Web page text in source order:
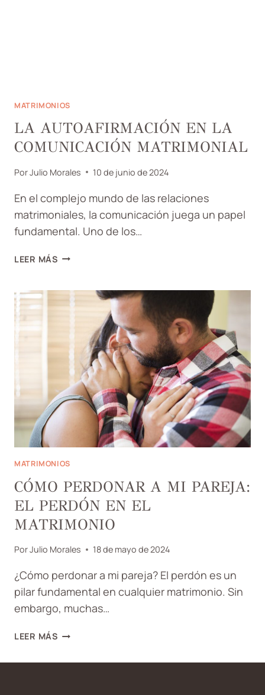
MATRIMONIOS
LA AUTOAFIRMACIÓN EN LA
COMUNICACIÓN MATRIMONIAL
PorJulio Morales 10 de junio de 2024
En el complejo mundo de las relaciones
matrimoniales, la comunicación juega un papel
fundamental. Uno de los…
LEER MÁSLA
COMUNICACIÓN
MATRIMONIAL
MATRIMONIOS
CÓMO PERDONAR A MI PAREJA:
EL PERDÓN EN EL
MATRIMONIO
PorJulio Morales 18 de mayo de 2024
¿Cómo perdonar a mi pareja? El perdón es un
pilar fundamental en cualquier matrimonio. Sin
embargo, muchas…
LEER MÁSCÓMO
A